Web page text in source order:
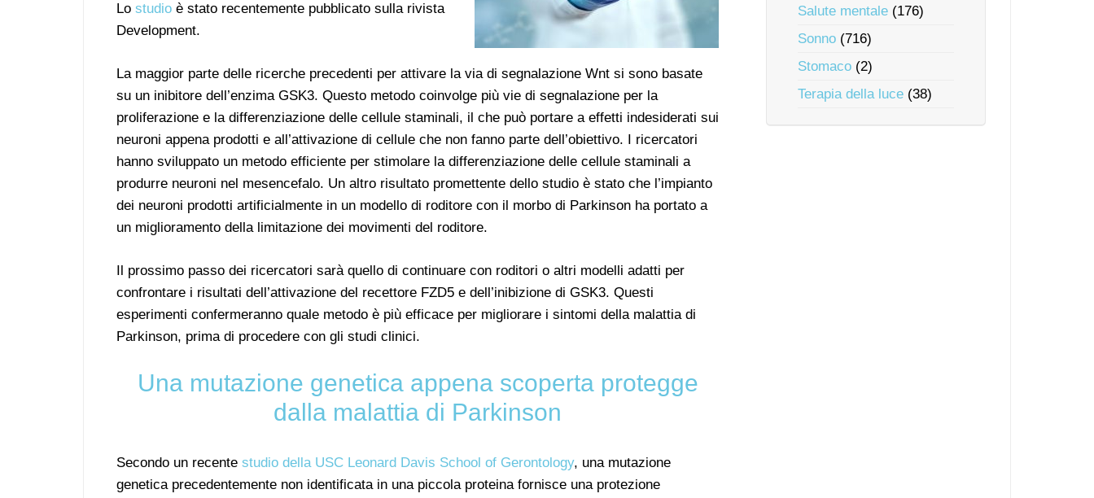
Lo studio è stato recentemente pubblicato sulla rivista
Development.
La maggior parte delle ricerche precedenti per attivare la via di segnalazione Wnt si sono basate
su un inibitore dell’enzima GSK3. Questo metodo coinvolge più vie di segnalazione per la
proliferazione e la differenziazione delle cellule staminali, il che può portare a effetti indesiderati sui
neuroni appena prodotti e all’attivazione di cellule che non fanno parte dell’obiettivo. I ricercatori
hanno sviluppato un metodo efficiente per stimolare la differenziazione delle cellule staminali a
produrre neuroni nel mesencefalo. Un altro risultato promettente dello studio è stato che l’impianto
dei neuroni prodotti artificialmente in un modello di roditore con il morbo di Parkinson ha portato a
un miglioramento della limitazione dei movimenti del roditore.
Il prossimo passo dei ricercatori sarà quello di continuare con roditori o altri modelli adatti per
confrontare i risultati dell’attivazione del recettore FZD5 e dell’inibizione di GSK3. Questi
esperimenti confermeranno quale metodo è più efficace per migliorare i sintomi della malattia di
Parkinson, prima di procedere con gli studi clinici.
Una mutazione genetica appena scoperta protegge
dalla malattia di Parkinson
Secondo un recente studio della USC Leonard Davis School of Gerontology, una mutazione
genetica precedentemente non identificata in una piccola proteina fornisce una protezione
Salute mentale (176)
Sonno (716)
Stomaco (2)
Terapia della luce (38)